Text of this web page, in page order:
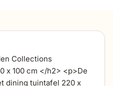
Collections
x 100 cm </h2> <p>De
dining tuintafel 220 x